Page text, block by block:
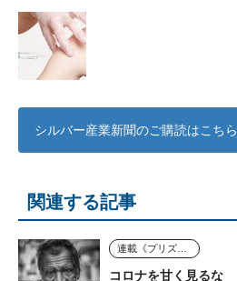
シルバー産業新聞のご購読はこちら
関連する記事
コロナを甘く見るな